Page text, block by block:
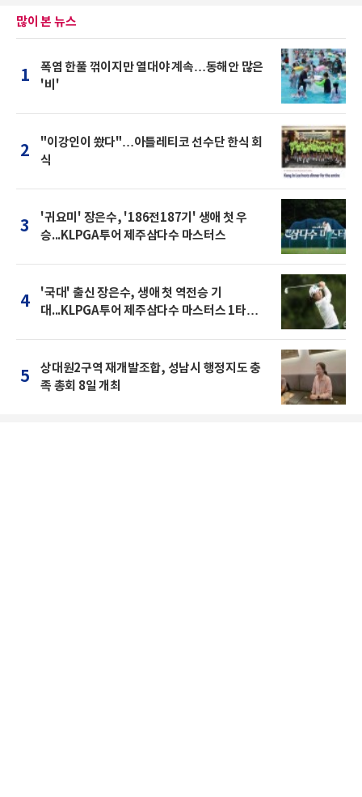
많이 본 뉴스
1
폭염 한풀 꺾이지만 열대야 계속…동해안 많은
'비'
2
"이강인이 쐈다"…아틀레티코 선수단 한식 회
식
3
'귀요미' 장은수, '186전187기' 생애 첫 우
승...KLPGA투어 제주삼다수 마스터스
4
'국대' 출신 장은수, 생애 첫 역전승 기
대...KLPGA투어 제주삼다수 마스터스 1타차
5
상대원2구역 재개발조합, 성남시 행정지도 충
족 총회 8일 개최